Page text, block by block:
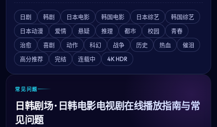
日剧 韩剧 日本电影 韩国电影 日本综艺
韩国综艺
日本动漫
爱情 悬疑 推理 都市 校园
青春
治愈
喜剧 动作 科幻 战争 历史 热血
催泪
高分推荐
完结 连载中 4K HDR
常见问题
日韩剧场 · 日韩电影电视剧在线播放指南与常
见问题